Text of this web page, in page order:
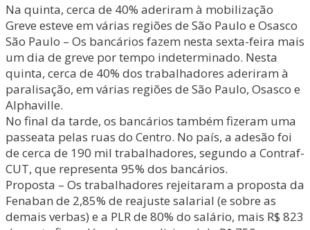
Na quinta, cerca de 40% aderiram à mobilização
Greve esteve em várias regiões de São Paulo e Osasco
São Paulo – Os bancários fazem nesta sexta-feira mais
um dia de greve por tempo indeterminado. Nesta
quinta, cerca de 40% dos trabalhadores aderiram à
paralisação, em várias regiões de São Paulo, Osasco e
Alphaville.
No final da tarde, os bancários também fizeram uma
passeata pelas ruas do Centro. No país, a adesão foi
de cerca de 190 mil trabalhadores, segundo a Contraf-
CUT, que representa 95% dos bancários.
Proposta – Os trabalhadores rejeitaram a proposta da
Fenaban de 2,85% de reajuste salarial (e sobre as
demais verbas) e a PLR de 80% do salário, mais R$ 823